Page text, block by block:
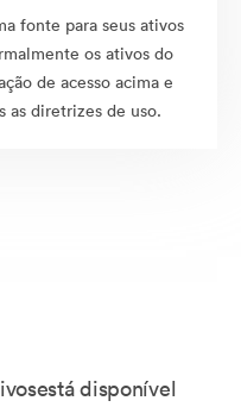
fonte para seus ativos
os ativos do
de acesso acima e
as diretrizes de uso.
disponível